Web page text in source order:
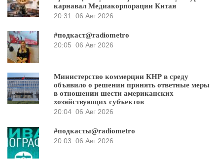
карнавал Медиакорпорации Китая
20:31
06 Авг 2026
#подкаст@radiometro
20:05 06 Авг 2026
Министерство коммерции КНР в среду
объявило о решении принять ответные меры
в отношении шести американских
хозяйствующих субъектов
20:04 06 Авг 2026
#подкасты@radiometro
20:03 06 Авг 2026